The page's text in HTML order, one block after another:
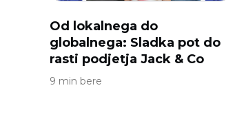
Od lokalnega do
globalnega: Sladka pot do
rasti podjetja Jack & Co
9 min bere